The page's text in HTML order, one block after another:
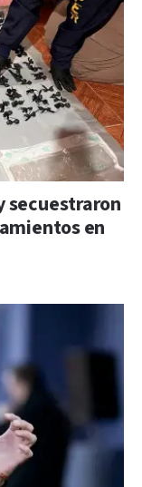
secuestraron
en